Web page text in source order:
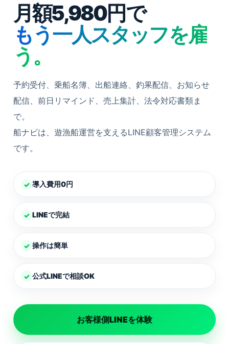
月額5,980円で
もう一人スタッフを雇
う。
予約受付、乗船名簿、出船連絡、釣果配信、お知らせ
配信、前日リマインド、売上集計、法令対応書類ま
で。
船ナビは、遊漁船運営を支えるLINE顧客管理システム
です。
✓ 導入費用0円
✓ LINEで完結
✓ 操作は簡単
✓ 公式LINEで相談OK
お客様側LINEを体験